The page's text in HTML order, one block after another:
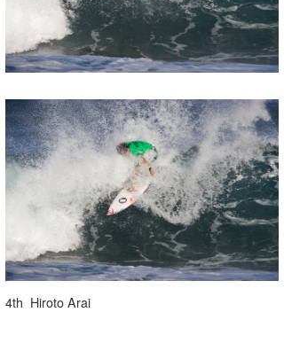
4th Hiroto Arai